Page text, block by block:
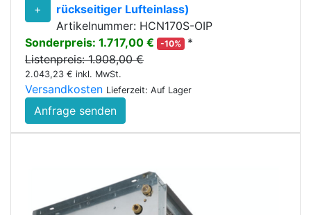
+
rückseitiger Lufteinlass)
Artikelnummer: HCN170S-OIP
Sonderpreis: 1.717,00 €
-10%
*
Listenpreis: 1.908,00 €
2.043,23 € inkl. MwSt.
Versandkosten Lieferzeit: Auf Lager
Anfrage senden